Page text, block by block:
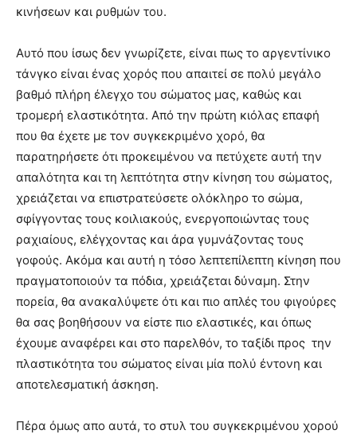
κινήσεων και ρυθμών του.
Αυτό που ίσως δεν γνωρίζετε, είναι πως το αργεντίνικο
τάνγκο είναι ένας χορός που απαιτεί σε πολύ μεγάλο
βαθμό πλήρη έλεγχο του σώματος μας, καθώς και
τρομερή ελαστικότητα. Από την πρώτη κιόλας επαφή
που θα έχετε με τον συγκεκριμένο χορό, θα
παρατηρήσετε ότι προκειμένου να πετύχετε αυτή την
απαλότητα και τη λεπτότητα στην κίνηση του σώματος,
χρειάζεται να επιστρατεύσετε ολόκληρο το σώμα,
σφίγγοντας τους κοιλιακούς, ενεργοποιώντας τους
ραχιαίους, ελέγχοντας και άρα γυμνάζοντας τους
γοφούς. Ακόμα και αυτή η τόσο λεπτεπίλεπτη κίνηση που
πραγματοποιούν τα πόδια, χρειάζεται δύναμη. Στην
πορεία, θα ανακαλύψετε ότι και πιο απλές του φιγούρες
θα σας βοηθήσουν να είστε πιο ελαστικές, και όπως
έχουμε αναφέρει και στο παρελθόν, το ταξίδι προς την
πλαστικότητα του σώματος είναι μία πολύ έντονη και
αποτελεσματική άσκηση.
Πέρα όμως απο αυτά, το στυλ του συγκεκριμένου χορού